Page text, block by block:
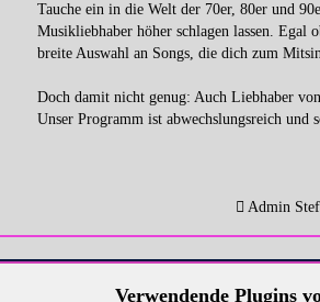
Tauche ein in die Welt der 70er, 80er und
Musikliebhaber höher schlagen lassen.
breite Auswahl an Songs, die dich zum
Doch damit nicht genug: Auch Liebhaber
Unser Programm ist abwechslungsreich und
Admin
Verwendende Plugins